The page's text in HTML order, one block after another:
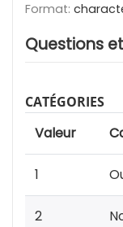
Format:
Questions
CATÉGORIES
Valeur
1
2